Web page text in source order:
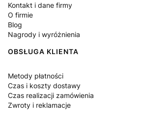
Kontakt i dane firmy
O firmie
Blog
Nagrody i wyróżnienia
OBSŁUGA KLIENTA
Metody płatności
Czas i koszty dostawy
Czas realizacji zamówienia
Zwroty i reklamacje